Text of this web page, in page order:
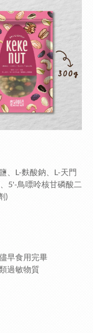
、L-麩酸鈉、L-天門
5'-鳥嘌呤核甘磷酸二
)
早食用完畢
過敏物質